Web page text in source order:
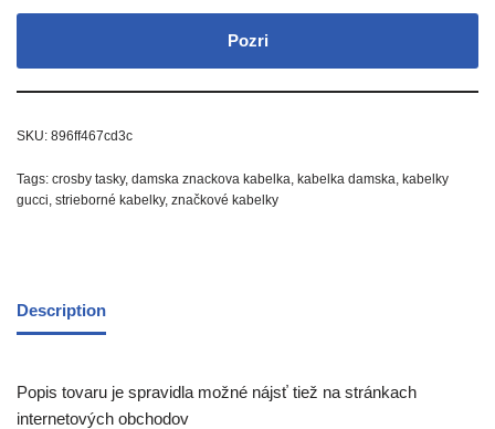
Pozri
SKU: 896ff467cd3c
Tags: crosby tasky, damska znackova kabelka, kabelka damska, kabelky
gucci, strieborné kabelky, značkové kabelky
Description
Popis tovaru je spravidla možné nájsť tiež na stránkach
internetových obchodov